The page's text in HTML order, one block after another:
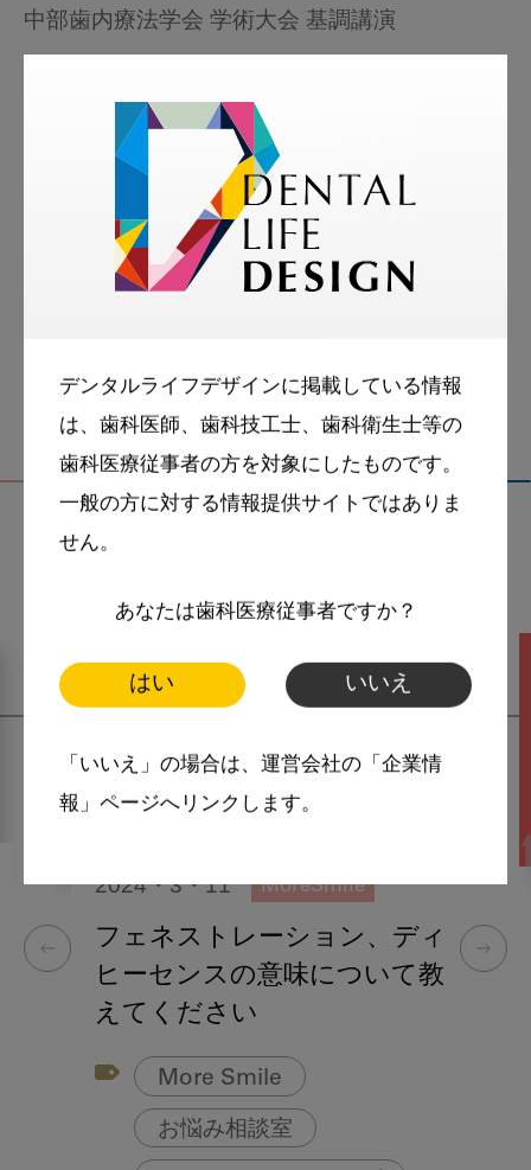
デンタルライフデザインに掲載している情報
は、歯科医師、歯科技工士、歯科衛生士等の
歯科医療従事者の方を対象にしたものです。
一般の方に対する情報提供サイトではありま
せん。
あなたは歯科医療従事者ですか？
はい いいえ
「いいえ」の場合は、運営会社の「企業情
報」ページへリンクします。
中部歯内療法学会 学術大会 基調講演
More Smile
お悩み相談室
スマイル＋アーカイブ
2024・3・11 MoreSmile
フェネストレーション、ディ
ヒーセンスの意味について教
えてください
More Smile
お悩み相談室